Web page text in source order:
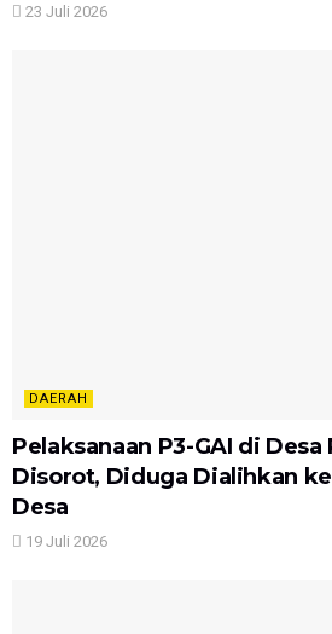
23 Juli 2026
DAERAH
Pelaksanaan P3-GAI di Desa
Disorot, Diduga Dialihkan
Desa
19 Juli 2026